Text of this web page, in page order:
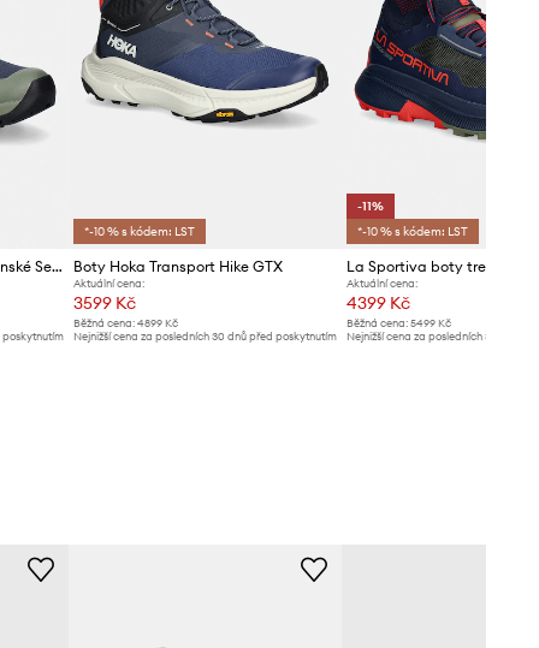
Mammut boty trekingové pánské Sertig III Mid GTX
poskytnutím
*-10 % s kódem: LST
Boty Hoka Transport Hike GTX
Aktuální cena:
3599 Kč
Běžná cena:4899 Kč
Nejnižší cena za posledních 30 dnů před poskytnutím
-11%
*-10 % s kódem: LST
Aktuální cena:
4399 Kč
Běžná cena: 5499 Kč
Nejnižší cena za posledních 30 dnů